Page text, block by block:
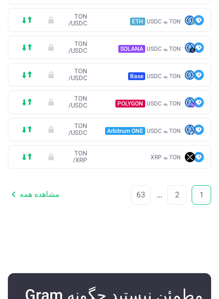
TON به USDC ETH
TON
/USDC
TON به USDC SOLANA
TON
/USDC
TON به USDC Base
TON
/USDC
TON به USDC POLYGON
TON
/USDC
TON به USDC Arbitrum ONE
TON
/USDC
TON به XRP
TON
/XRP
1
2
...
63 مشاهده همه
مطمئن نیستید چگونه Gram